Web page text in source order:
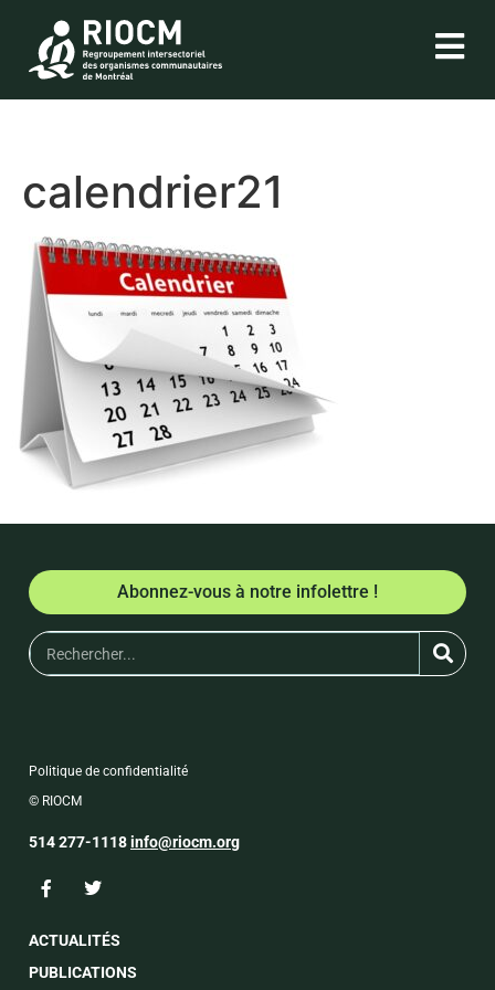
calendrier21
Abonnez-vous à notre infolettre !
Politique de confidentialité
© RIOCM
514 277-1118info@riocm.org
ACTUALITÉS
PUBLICATIONS